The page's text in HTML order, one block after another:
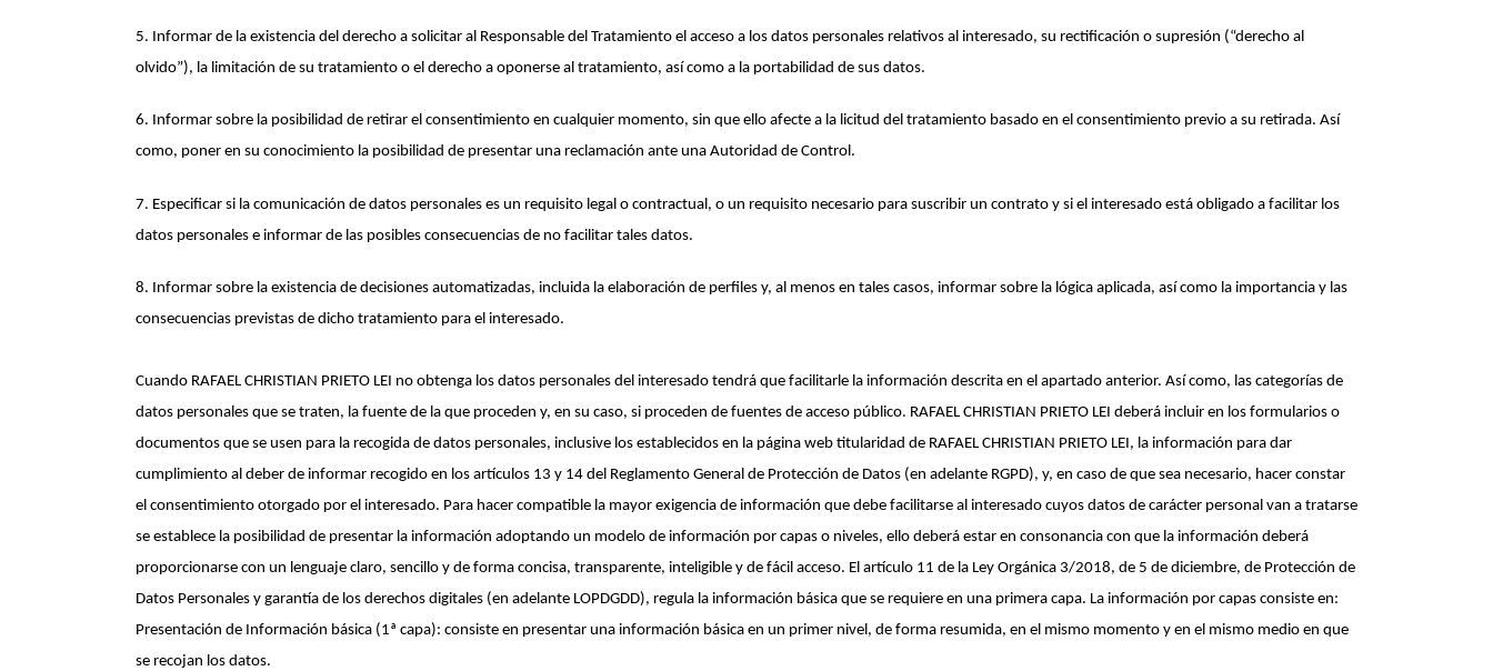
5. Informar de la existencia del derecho a solicitar al Responsable del Tratamiento el acceso a los datos personales relativos al interesado, su rectificación o supresión (“derecho al
olvido”), la limitación de su tratamiento o el derecho a oponerse al tratamiento, así como a la portabilidad de sus datos.
6. Informar sobre la posibilidad de retirar el consentimiento en cualquier momento, sin que ello afecte a la licitud del tratamiento basado en el consentimiento previo a su retirada. Así
como, poner en su conocimiento la posibilidad de presentar una reclamación ante una Autoridad de Control.
7. Especificar si la comunicación de datos personales es un requisito legal o contractual, o un requisito necesario para suscribir un contrato y si el interesado está obligado a facilitar los
datos personales e informar de las posibles consecuencias de no facilitar tales datos.
8. Informar sobre la existencia de decisiones automatizadas, incluida la elaboración de perfiles y, al menos en tales casos, informar sobre la lógica aplicada, así como la importancia y las
consecuencias previstas de dicho tratamiento para el interesado.
Cuando RAFAEL CHRISTIAN PRIETO LEI no obtenga los datos personales del interesado tendrá que facilitarle la información descrita en el apartado anterior. Así como, las categorías de
datos personales que se traten, la fuente de la que proceden y, en su caso, si proceden de fuentes de acceso público. RAFAEL CHRISTIAN PRIETO LEI deberá incluir en los formularios o
documentos que se usen para la recogida de datos personales, inclusive los establecidos en la página web titularidad de RAFAEL CHRISTIAN PRIETO LEI, la información para dar
cumplimiento al deber de informar recogido en los artículos 13 y 14 del Reglamento General de Protección de Datos (en adelante RGPD), y, en caso de que sea necesario, hacer constar
el consentimiento otorgado por el interesado. Para hacer compatible la mayor exigencia de información que debe facilitarse al interesado cuyos datos de carácter personal van a tratarse
se establece la posibilidad de presentar la información adoptando un modelo de información por capas o niveles, ello deberá estar en consonancia con que la información deberá
proporcionarse con un lenguaje claro, sencillo y de forma concisa, transparente, inteligible y de fácil acceso. El artículo 11 de la Ley Orgánica 3/2018, de 5 de diciembre, de Protección de
Datos Personales y garantía de los derechos digitales (en adelante LOPDGDD), regula la información básica que se requiere en una primera capa. La información por capas consiste en:
Presentación de Información básica (1ª capa): consiste en presentar una información básica en un primer nivel, de forma resumida, en el mismo momento y en el mismo medio en que
se recojan los datos.